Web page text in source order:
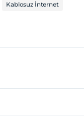
Kablosuz İnternet